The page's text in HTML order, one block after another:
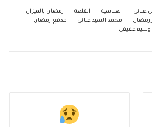
عناني العباسية القلعة
رمضان بالميزان
رمضان محمد السيد عناني
مدفع رمضان
وسيم عفيفي